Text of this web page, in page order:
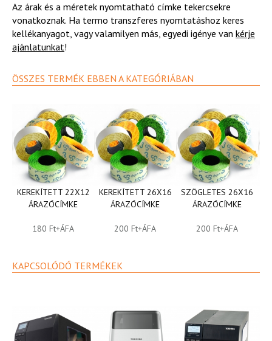
Az árak és a méretek nyomtatható címke tekercsekre
vonatkoznak. Ha termo transzferes nyomtatáshoz keres
kellékanyagot, vagy valamilyen más, egyedi igénye van kérje
ajánlatunkat!
ÖSSZES TERMÉK EBBEN A KATEGÓRIÁBAN
KEREKÍTETT 22X12
ÁRAZÓCÍMKE
180 Ft+ÁFA
KEREKÍTETT 26X16
ÁRAZÓCÍMKE
200 Ft+ÁFA
SZÖGLETES 26X16
ÁRAZÓCÍMKE
200 Ft+ÁFA
KAPCSOLÓDÓ TERMÉKEK